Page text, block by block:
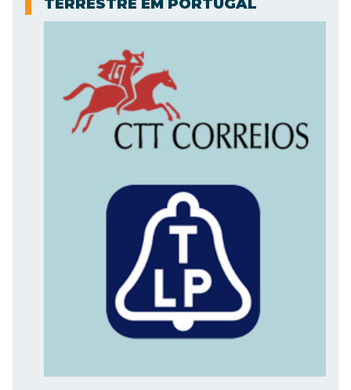
TERRESTRE EM PORTUGAL